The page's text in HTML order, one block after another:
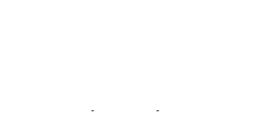
- -